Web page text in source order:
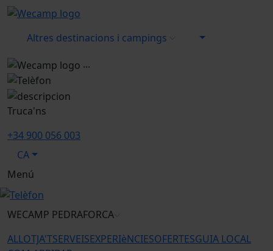
Altres destinacions i campings
...
Truca'ns
+34 900 056 003
CA
Menú
WECAMP PEDRAFORCA
ALLOTJA'TSERVEISEXPERIèNCIESOFERTESGUIA LOCAL